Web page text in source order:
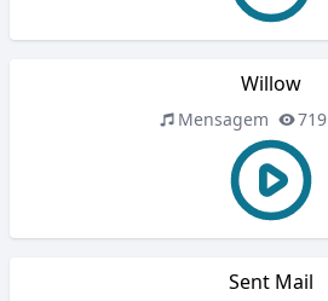
Willow
Mensagem 719
Sent Mail